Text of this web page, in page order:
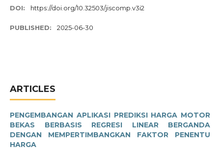
DOI: https://doi.org/10.32503/jiscomp.v3i2
PUBLISHED: 2025-06-30
ARTICLES
PENGEMBANGAN APLIKASI PREDIKSI HARGA MOTOR
BEKAS BERBASIS REGRESI LINEAR BERGANDA
DENGAN MEMPERTIMBANGKAN FAKTOR PENENTU
HARGA